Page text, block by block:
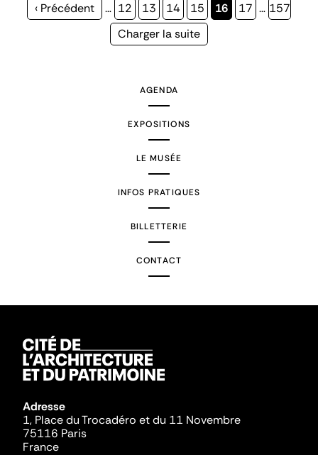
Page
‹ Précédent … Page
12 Page
13 Page
14 Page
15
Page
16 Page
17 … Page
157
Page
Charger la suite
AGENDA
EXPOSITIONS
LE MUSÉE
INFOS PRATIQUES
BILLETTERIE
CONTACT
Adresse
1, Place du Trocadéro et du 11 Novembre
75116 Paris
France